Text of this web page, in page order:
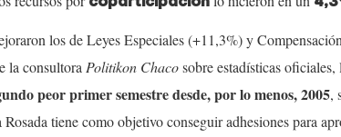
los de Leyes Especiales (+11,3%) y
la consultora Politikon Chacosobre estadísticas
peor primer semestre desde, por lo menos, 2005,
tiene como objetivo conseguir adhesiones para